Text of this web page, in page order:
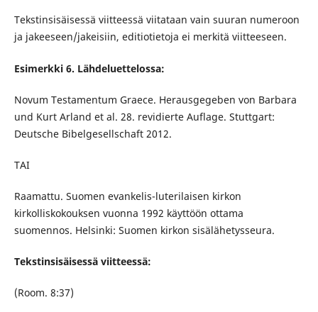
Tekstinsisäisessä viitteessä viitataan vain suuran numeroon
ja jakeeseen/jakeisiin, editiotietoja ei merkitä viitteeseen.
Esimerkki 6. Lähdeluettelossa:
Novum Testamentum Graece. Herausgegeben von Barbara
und Kurt Arland et al. 28. revidierte Auflage. Stuttgart:
Deutsche Bibelgesellschaft 2012.
TAI
Raamattu. Suomen evankelis-luterilaisen kirkon
kirkolliskokouksen vuonna 1992 käyttöön ottama
suomennos. Helsinki: Suomen kirkon sisälähetysseura.
Tekstinsisäisessä viitteessä:
(Room. 8:37)